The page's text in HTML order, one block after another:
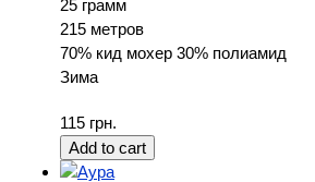
25 грамм
215 метров
70% кид мохер 30% полиамид
Зима
115 грн.